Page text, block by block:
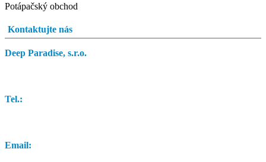
Potápačský obchod
Kontaktujte nás
Deep Paradise, s.r.o.
Tel.:
Email: